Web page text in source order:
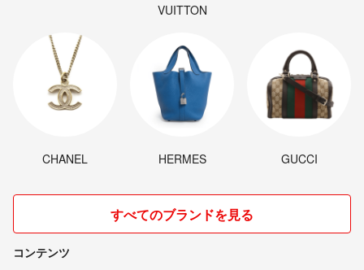
VUITTON
CHANEL HERMES GUCCI
すべてのブランドを見る
コンテンツ